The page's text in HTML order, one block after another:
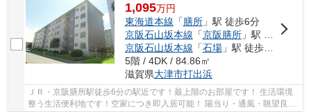
1,095万円
東海道本線 「膳所」駅 徒歩6分
京阪石山坂本線 「京阪膳所」駅 徒歩6分
京阪石山坂本線 「石場」駅 徒歩8分
5階 / 4DK / 84.86㎡
滋賀県大津市打出浜
ＪＲ・京阪膳所駅徒歩6分の駅近です！最上階のお部屋です！ 生活環境
整う生活便利地です！空家につき即入居可能！ 陽当り・通風・眺望良好